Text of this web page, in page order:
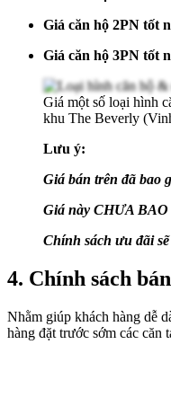
Giá căn hộ 2PN tốt
Giá căn hộ 3PN tốt
Giá một số loại hình
khu The Beverly
Lưu ý:
Giá bán trên đã bao
Giá này CHƯA
Chính sách ưu đãi
4. Chính sách
Nhằm giúp khách hàng dễ
hàng đặt trước sớm các